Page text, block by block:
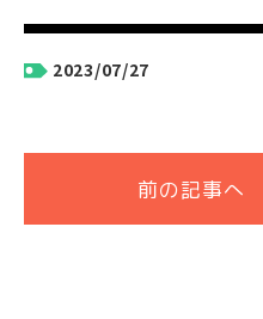
2023/07/27
前の記事へ